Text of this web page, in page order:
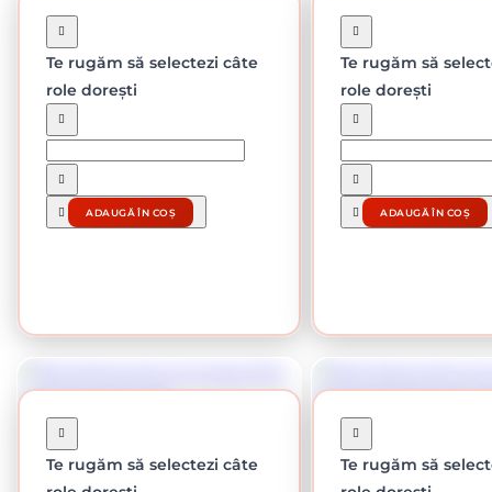
În stoc
-16%
Membrana bituminoasa VA4, 4 kg/ mp x
10 mp
164.58 lei / buc
Te rugăm să selectezi câte
role dorești
ADAUGĂ ÎN COȘ
În stoc
-17%
Membrana bituminoasa
mp x 10 mp
187.70 lei /
Te rugăm să
role dorești
ADAUGĂ ÎN COȘ
Te rugăm să selectezi câte
Te rugăm să